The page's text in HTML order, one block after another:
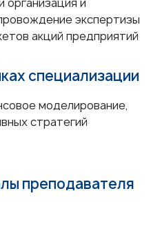
экспертизы
акций предприятий
специализации
моделирование,
стратегий
преподавателя